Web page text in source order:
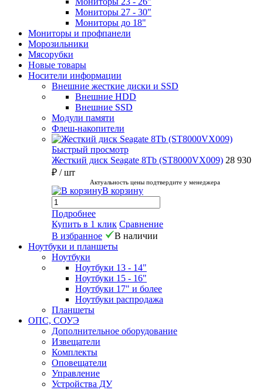
Мониторы 27 - 30"
Мониторы до 18"
Мониторы и профпанели
Морозильники
Мясорубки
Новые товары
Носители информации
Внешние жесткие диски и SSD
Внешние HDD
Внешние SSD
Модули памяти
Флеш-накопители
Быстрый просмотр
Жесткий диск Seagate 8Tb (ST8000VX009) 28 930
₽ / шт
Актуальность цены подтвердите у менеджера
В корзину
Подробнее
Купить в 1 клик Сравнение
В избранное
В наличии
Ноутбуки и планшеты
Ноутбуки
Ноутбуки 13 - 14"
Ноутбуки 15 - 16"
Ноутбуки 17" и более
Ноутбуки распродажа
Планшеты
ОПС, СОУЭ
Дополнительное оборудование
Извещатели
Комплекты
Оповещатели
Управление
Устройства ДУ